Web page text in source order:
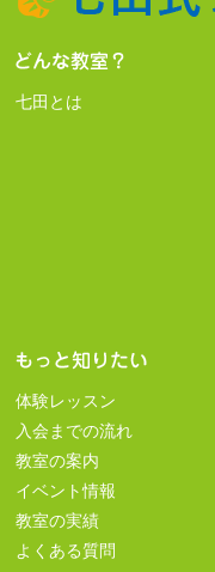
七田とは
体験レッスン
入会までの流れ
教室の案内
イベント情報
教室の実績
よくある質問